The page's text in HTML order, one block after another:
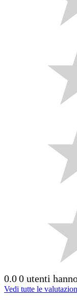
0.00 utenti
Vedi tutte le